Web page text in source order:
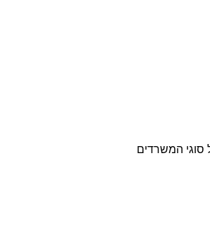
סוגי המשרדים